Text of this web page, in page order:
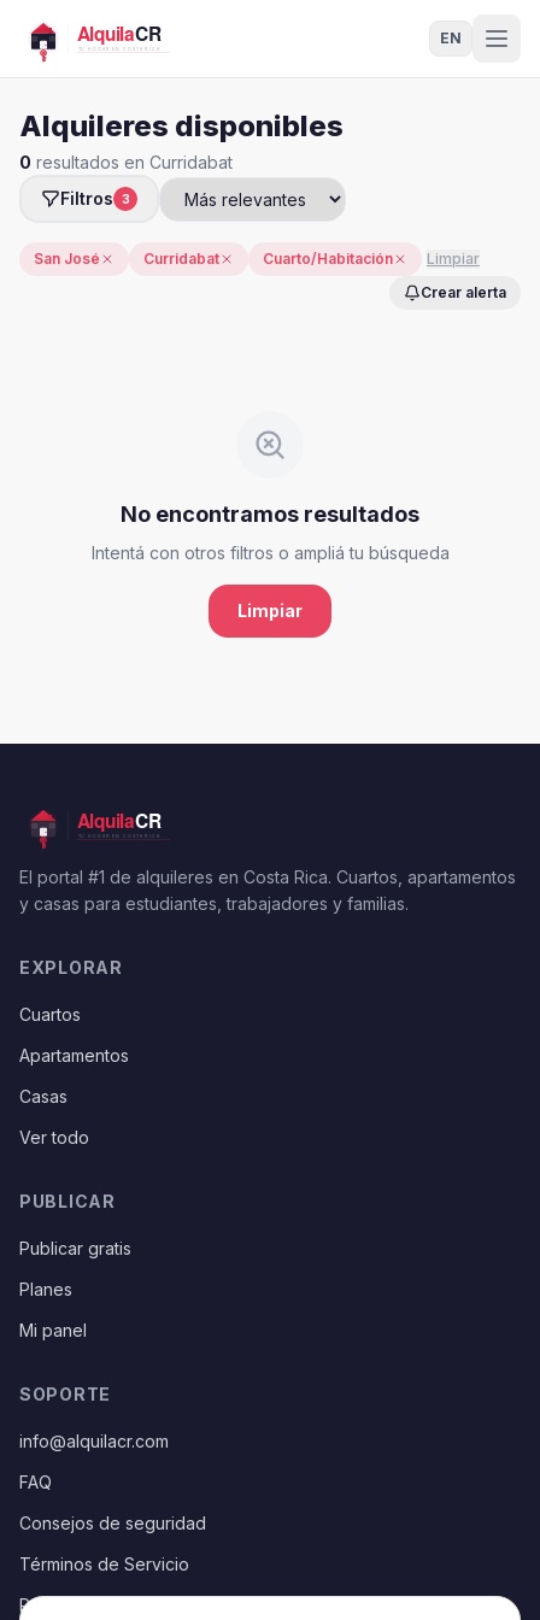
EN
Alquileres disponibles
0 resultados en Curridabat
Filtros
3
San José Curridabat Cuarto/Habitación
Limpiar
Crear alerta
No encontramos resultados
Intentá con otros filtros o ampliá tu búsqueda
Limpiar
El portal #1 de alquileres en Costa Rica. Cuartos, apartamentos
y casas para estudiantes, trabajadores y familias.
EXPLORAR
Cuartos
Apartamentos
Casas
Ver todo
PUBLICAR
Publicar gratis
Planes
Mi panel
SOPORTE
info@alquilacr.com
FAQ
Consejos de seguridad
Términos de Servicio
Política de Privacidad